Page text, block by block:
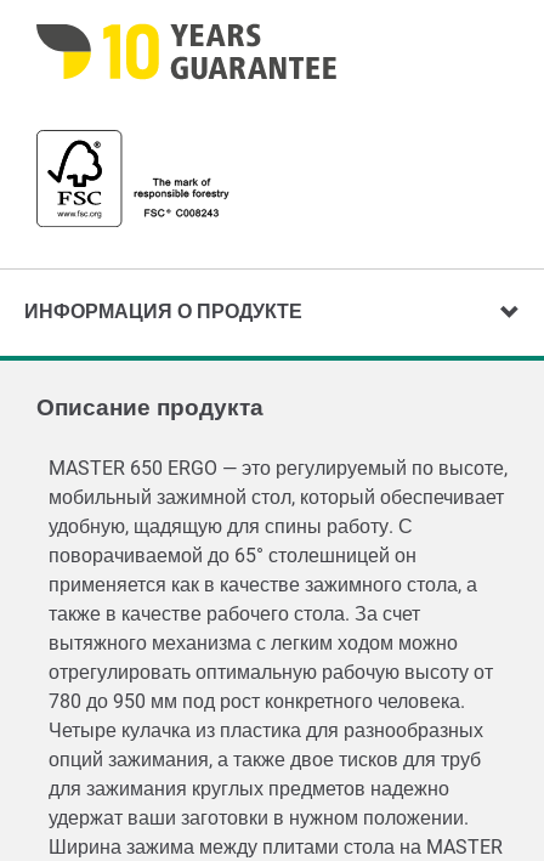
ИНФОРМАЦИЯ О ПРОДУКТЕ
Описание продукта
MASTER 650 ERGO — это регулируемый по высоте,
мобильный зажимной стол, который обеспечивает
удобную, щадящую для спины работу. С
поворачиваемой до 65° столешницей он
применяется как в качестве зажимного стола, а
также в качестве рабочего стола. За счет
вытяжного механизма с легким ходом можно
отрегулировать оптимальную рабочую высоту от
780 до 950 мм под рост конкретного человека.
Четыре кулачка из пластика для разнообразных
опций зажимания, а также двое тисков для труб
для зажимания круглых предметов надежно
удержат ваши заготовки в нужном положении.
Ширина зажима между плитами стола на MASTER